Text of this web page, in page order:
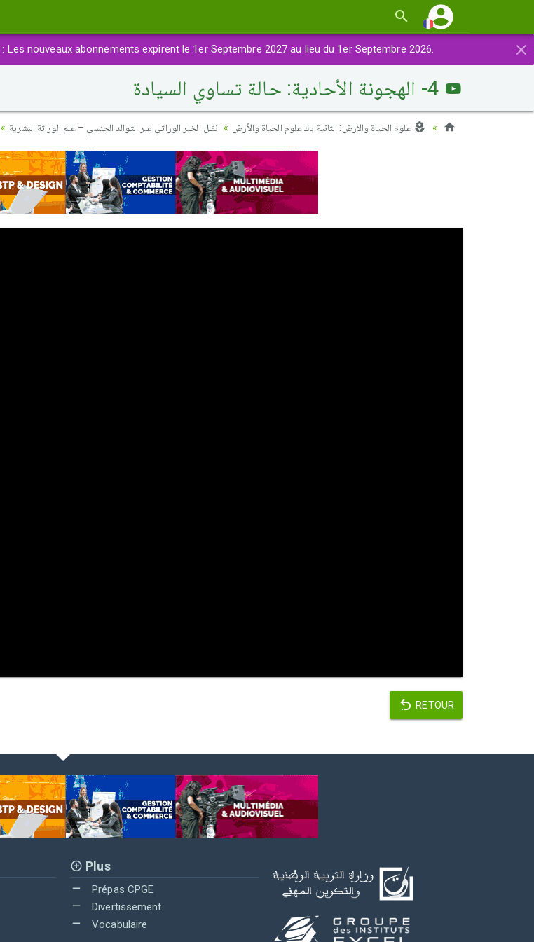
×
: Les nouveaux abonnements expirent le 1er Septembre 2027 au lieu du 1er Septembre 2026.
علوم الحياة والارض: الثانية باك علوم الحياة والأرض نقـل الخبر الوراثي عبر التوالد الجنسي – علم الوراثة البشرية
RETOUR
Plus
Prépas CPGE
Divertissement
Vocabulaire